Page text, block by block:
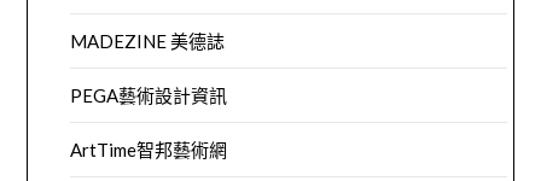
MADEZINE 美德誌
PEGA藝術設計資訊
ArtTime智邦藝術網